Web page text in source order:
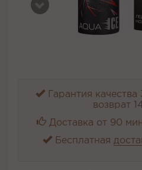
Гарантия
возврат
Доставка от 90
Бесплатная